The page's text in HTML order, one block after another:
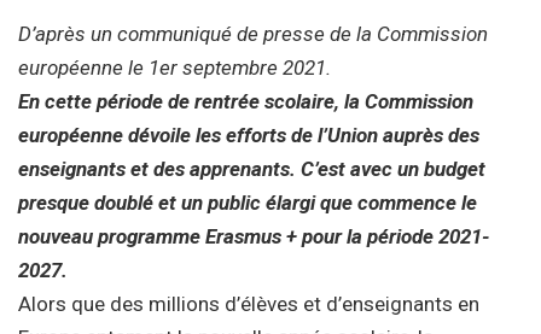
D’après un communiqué de presse de la Commission
européenne le 1er septembre 2021.
En cette période de rentrée scolaire, la Commission
européenne dévoile les efforts de l’Union auprès des
enseignants et des apprenants. C’est avec un budget
presque doublé et un public élargi que commence le
nouveau programme Erasmus + pour la période 2021-
2027.
Alors que des millions d’élèves et d’enseignants en